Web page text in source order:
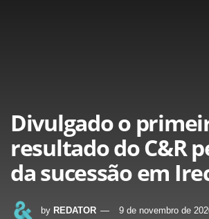
Divulgado o
resultado do C&R
da sucessão em
by REDATOR 9 de novembro de